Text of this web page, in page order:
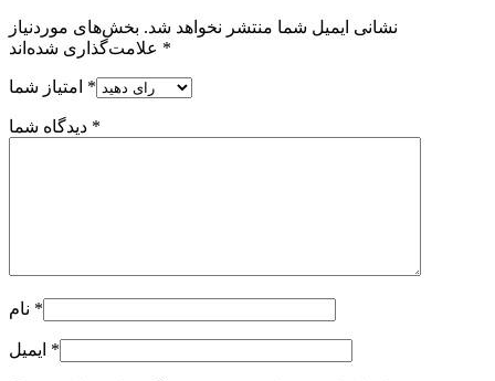
نشانی ایمیل شما منتشر نخواهد شد. بخش‌های موردنیاز
*
*
*
*
*